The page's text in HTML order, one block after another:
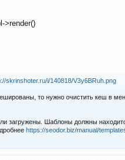
>render()
skrinshoter.ru/i/140818/V3y6BRuh.png
то нужно очистить кеш в
загружены. Шаблоны должны
https://seodor.biz/manual/